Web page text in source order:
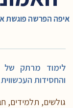
איפה הפרשה פוגשת
לימוד מרתק של
והחסידות העכשווית
גולשים, תלמידים,